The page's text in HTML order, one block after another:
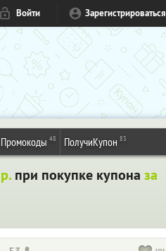
Войти Зарегистрироваться
Промокоды 48 ПолучиКупон 83
при покупке купона за